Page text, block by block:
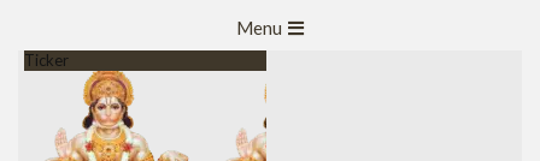
Navigation
Menu
Ticker